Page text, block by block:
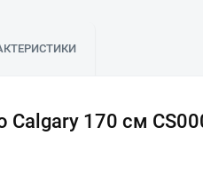
Calgary 170 см